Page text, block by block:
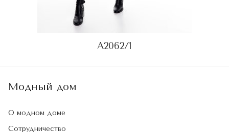
А2062/1
Модный дом
О модном доме
Сотрудничество